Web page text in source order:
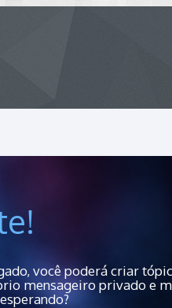
você poderá criar
mensageiro privado e